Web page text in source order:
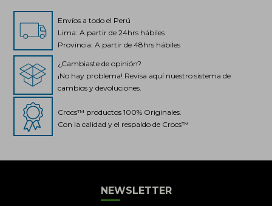
Crocs Perú
● En línea
Envíos a todo el Perú
Lima: A partir de 24hrs hábiles
Provincia: A partir de 48hrs hábiles
¿Cambiaste de opinión?
¡No hay problema! Revisa aquí nuestro sistema de
cambios y devoluciones.
Crocs™ productos 100% Originales.
Con la calidad y el respaldo de Crocs™
NEWSLETTER